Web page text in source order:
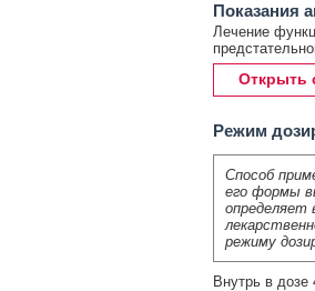
Показания
Лечение
Открыть
Режим
Способ
его формы
определяет
режиму
Внутрь в дозе